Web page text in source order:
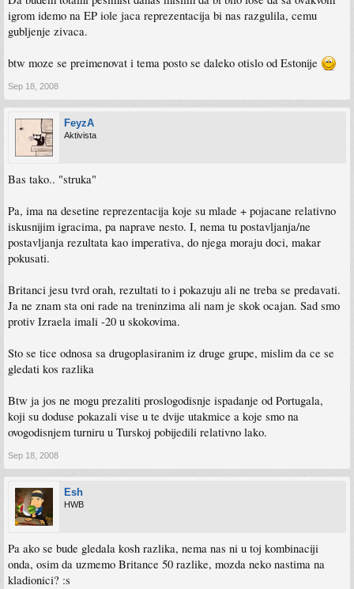
igrom idemo na EP iole jaca reprezentacija bi nas razgulila, cemu
gubljenje zivaca.
btw moze se preimenovat i tema posto se daleko otislo od Estonije
Sep 18, 2008
FeyzA
Aktivista
Bas tako.. "struka"
Pa, ima na desetine reprezentacija koje su mlade + pojacane relativno
iskusnijim igracima, pa naprave nesto. I, nema tu postavljanja/ne
postavljanja rezultata kao imperativa, do njega moraju doci, makar
pokusati.
Britanci jesu tvrd orah, rezultati to i pokazuju ali ne treba se predavati.
Ja ne znam sta oni rade na treninzima ali nam je skok ocajan. Sad smo
protiv Izraela imali -20 u skokovima.
Sto se tice odnosa sa drugoplasiranim iz druge grupe, mislim da ce se
gledati kos razlika
Btw ja jos ne mogu prezaliti proslogodisnje ispadanje od Portugala,
koji su doduse pokazali vise u te dvije utakmice a koje smo na
ovogodisnjem turniru u Turskoj pobijedili relativno lako.
Sep 18, 2008
Esh
HWB
Pa ako se bude gledala kosh razlika, nema nas ni u toj kombinaciji
onda, osim da uzmemo Britance 50 razlike, mozda neko nastima na
kladionici? :s